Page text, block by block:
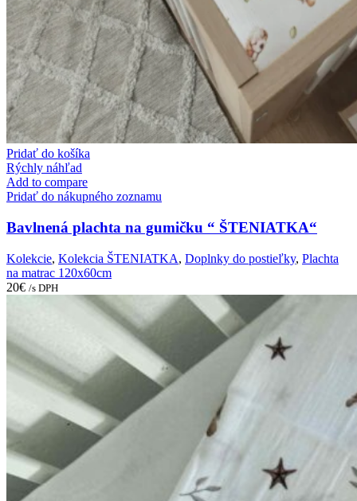
Pridať do košíka
Rýchly náhľad
Add to compare
Pridať do nákupného zoznamu
Bavlnená plachta na gumičku “ ŠTENIATKA“
Kolekcie, Kolekcia ŠTENIATKA, Doplnky do postieľky, Plachta
na matrac 120x60cm
20€ /s DPH